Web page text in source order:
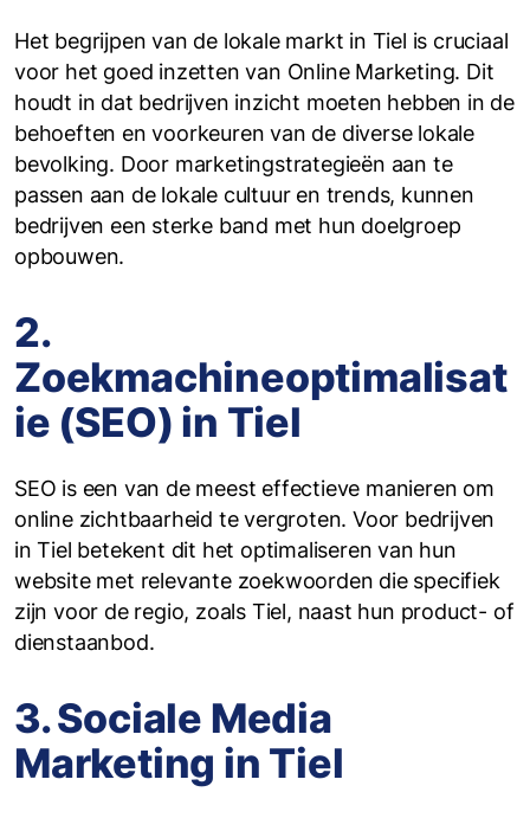
Het begrijpen van de lokale markt in Tiel is cruciaal
voor het goed inzetten van Online Marketing. Dit
houdt in dat bedrijven inzicht moeten hebben in de
behoeften en voorkeuren van de diverse lokale
bevolking. Door marketingstrategieën aan te
passen aan de lokale cultuur en trends, kunnen
bedrijven een sterke band met hun doelgroep
opbouwen.
2.
Zoekmachineoptimalisat
ie (SEO) in Tiel
SEO is een van de meest effectieve manieren om
online zichtbaarheid te vergroten. Voor bedrijven
in Tiel betekent dit het optimaliseren van hun
website met relevante zoekwoorden die specifiek
zijn voor de regio, zoals Tiel, naast hun product- of
dienstaanbod.
3. Sociale Media
Marketing in Tiel